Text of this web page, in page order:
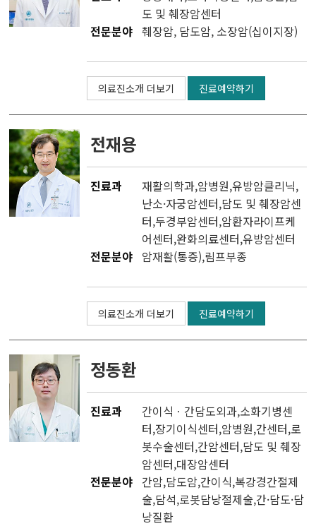
도 및 췌장암센터
전문분야 췌장암, 담도암, 소장암(십이지장)
의료진소개 더보기 진료예약하기
전재용
진료과 재활의학과,암병원,유방암클리닉,
난소·자궁암센터,담도 및 췌장암센
터,두경부암센터,암환자라이프케
어센터,완화의료센터,유방암센터
전문분야 암재활(통증),림프부종
의료진소개 더보기 진료예약하기
정동환
진료과 간이식ㆍ간담도외과,소화기병센
터,장기이식센터,암병원,간센터,로
봇수술센터,간암센터,담도 및 췌장
암센터,대장암센터
전문분야 간암,담도암,간이식,복강경간절제
술,담석,로봇담낭절제술,간·담도·담
낭질환